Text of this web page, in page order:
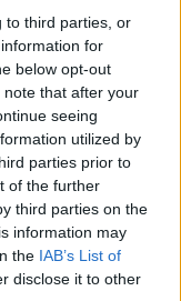
to third parties, or
for
below opt-out
that after your
seeing
utilized by
parties prior to
of the further
third parties on the
information may
the IAB’s List of
disclose it to other